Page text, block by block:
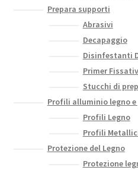
Prepara supporti
Abrasivi
Decapaggio
Disinfestanti
Primer
Stucchi di
Profili alluminio legno e
Profili Legno
Profili
Protezione del Legno
Protezione